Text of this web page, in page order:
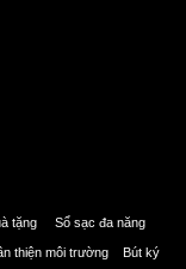
tặng Sổ sạc đa năng
thiện môi trường Bút ký